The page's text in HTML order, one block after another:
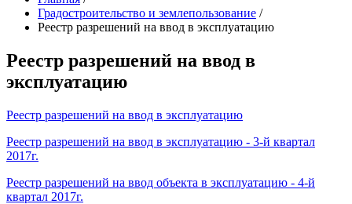
Градостроительство и землепользование /
Реестр разрешений на ввод в эксплуатацию
Реестр разрешений на ввод в
эксплуатацию
Реестр разрешений на ввод в эксплуатацию
Реестр разрешений на ввод в эксплуатацию - 3-й квартал
2017г.
Реестр разрешений на ввод объекта в эксплуатацию - 4-й
квартал 2017г.